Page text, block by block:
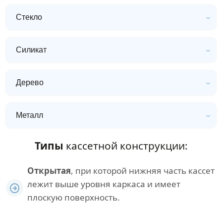
Стекло
Силикат
Дерево
Металл
Типы кассетной конструкции:
Открытая, при которой нижняя часть кассет
лежит выше уровня каркаса и имеет
плоскую поверхность.